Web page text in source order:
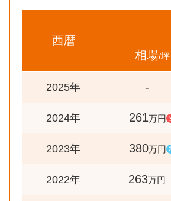
西暦
相場/坪
2025年 -
2024年 261万円
2023年 380万円
2022年 263万円